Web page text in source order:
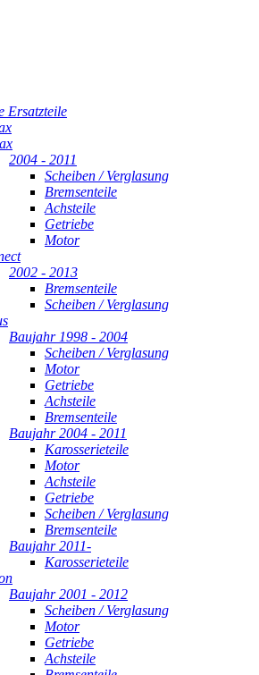
Ersatzteile
2004 - 2011
Scheiben / Verglasung
Bremsenteile
Achsteile
Getriebe
Motor
2002 - 2013
Bremsenteile
Scheiben / Verglasung
Baujahr 1998 - 2004
Scheiben / Verglasung
Motor
Getriebe
Achsteile
Bremsenteile
Baujahr 2004 - 2011
Karosserieteile
Motor
Achsteile
Getriebe
Scheiben / Verglasung
Bremsenteile
Baujahr 2011-
Karosserieteile
Baujahr 2001 - 2012
Scheiben / Verglasung
Motor
Getriebe
Achsteile